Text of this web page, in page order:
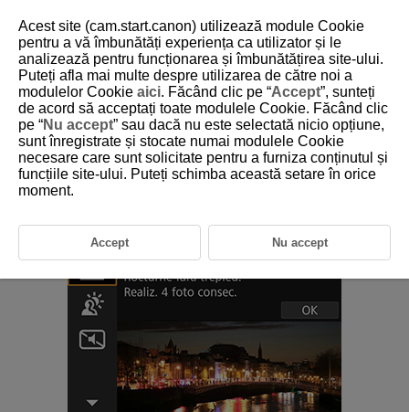
D185-040
Mod Scenă nocturnă f. trepied
Modul [ ] (Scenă nocturnă fără trepied) vă permite să fotografiaţi scene
nocturne în timp ce ţineţi aparatul în mână. În acest mod, vor fi realizate
patru fotografii consecutive pentru fiecare imagine şi este înregistrată
Acest site (cam.start.canon) utilizează module Cookie
pentru a vă îmbunătăți experiența ca utilizator și le
analizează pentru funcționarea și îmbunătățirea site-ului.
Puteți afla mai multe despre utilizarea de către noi a
modulelor Cookie aici. Făcând clic pe “Accept”, sunteți
de acord să acceptați toate modulele Cookie. Făcând clic
pe “Nu accept” sau dacă nu este selectată nicio opțiune,
sunt înregistrate și stocate numai modulele Cookie
necesare care sunt solicitate pentru a furniza conținutul și
funcțiile site-ului. Puteți schimba această setare în orice
moment.
Accept Nu accept